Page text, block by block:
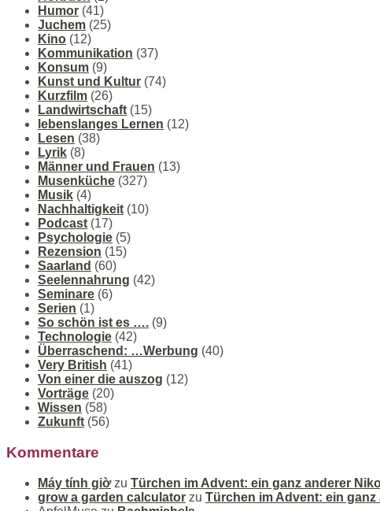
Humor (41)
Juchem (25)
Kino (12)
Kommunikation (37)
Konsum (9)
Kunst und Kultur (74)
Kurzfilm (26)
Landwirtschaft (15)
lebenslanges Lernen (12)
Lesen (38)
Lyrik (8)
Männer und Frauen (13)
Musenküche (327)
Musik (4)
Nachhaltigkeit (10)
Podcast (17)
Psychologie (5)
Rezension (15)
Saarland (60)
Seelennahrung (42)
Seminare (6)
Serien (1)
So schön ist es …. (9)
Technologie (42)
Überraschend: …Werbung (40)
Very British (41)
Von einer die auszog (12)
Vorträge (20)
Wissen (58)
Zukunft (56)
Kommentare
Máy tính giờzu Türchen im Advent: ein ganz anderer
grow a garden calculator zu Türchen im Advent: ein